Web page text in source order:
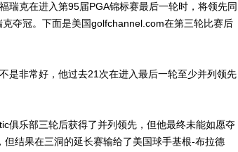
瑞克在进入第95届PGA锦标赛最后一轮时，将领先同
夺冠。下面是美国golfchannel.com在第三轮比赛后
非常好，他过去21次在进入最后一轮至少并列领先
乐部三轮后获得了并列领先，但他最终未能如愿夺
结果在三洞的延长赛输给了美国球手基根-布拉德